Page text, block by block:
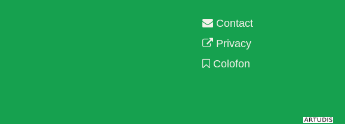
Contact
Privacy
Colofon